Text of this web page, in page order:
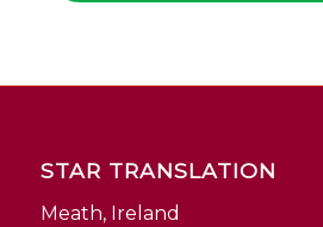
STAR TRANSLATION
Meath, Ireland